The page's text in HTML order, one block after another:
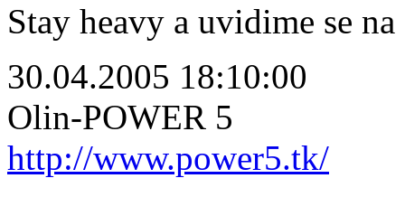
Stay heavy a uvidime se
30.04.2005 18:10:00
Olin-POWER 5
http://www.power5.tk/